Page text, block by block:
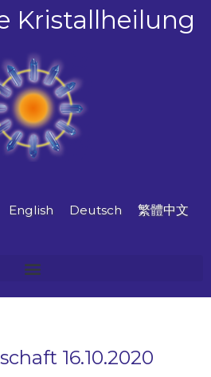
Kristallheilung
English Deutsch 繁體中文
16.10.2020